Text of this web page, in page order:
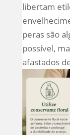
libertam
peras são
possível,
afastados